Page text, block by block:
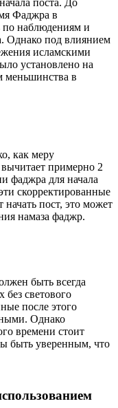
Фаджра в
по наблюдениям и
Однако под влиянием
исламскими
установлено на
меньшинства в
как меру
примерно 2
фаджра для начала
скорректированные
пост, это может
намаза фаджр.
быть всегда
светового
после этого
Однако
времени стоит
быть уверенным, что